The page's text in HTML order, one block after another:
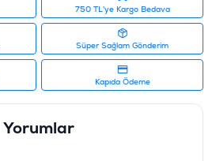
750 TL'ye Kargo Bedava
Süper Sağlam Gönderim
Kapıda Ödeme
Yorumlar